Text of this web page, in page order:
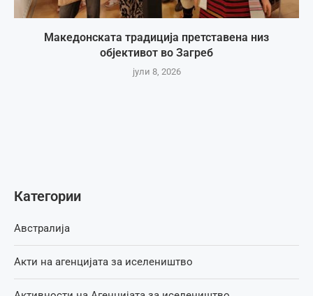
Македонската традиција претставена низ
објективот во Загреб
јули 8, 2026
Категории
Австралија
Акти на агенцијата за иселеништво